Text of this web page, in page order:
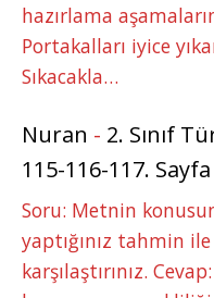
hazırlama
Portakalları iyice
Sıkacakla…
Nuran - 2. Sınıf
115-116-117.
Soru: Metnin
yaptığınız tahmin
karşılaştırınız.